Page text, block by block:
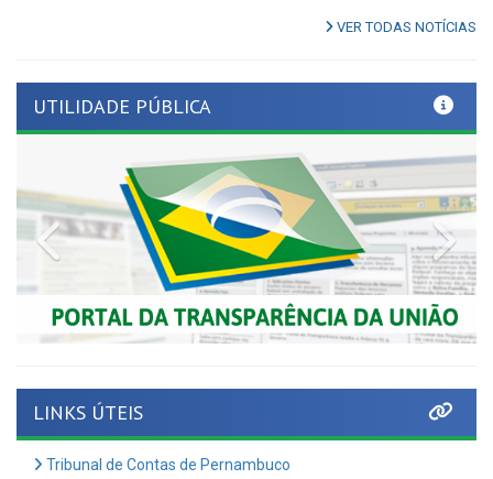
Previous
Tribunal de Contas de Pernambuco
Tome Conta